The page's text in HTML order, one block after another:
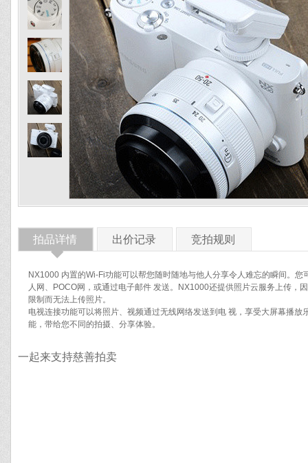
拍品详情
◆
出价记录 竞拍规则
NX1000 内置的Wi-Fi功能可以帮您随时随地与他人分享令人难忘的瞬间。
人网、POCO网，或通过电子邮件 发送。NX1000还提供照片云服务上传，
限制而无法上传照片。
电视连接功能可以将照片、视频通过无线网络发送到电 视，享受大屏幕播
能，带给您不同的拍摄、分享体验。
一起来支持慈善拍卖